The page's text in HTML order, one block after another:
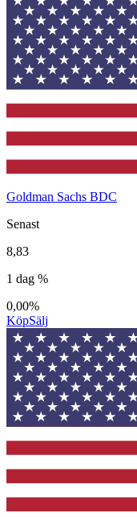
Goldman Sachs BDC
Senast
8,83
1 dag %
0,00%
KöpSälj